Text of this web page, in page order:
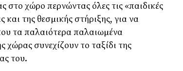
στο χώρο περνώντας όλες τις «παιδικές
και της θεσµικής στήριξης, για να
τα παλαιότερα παλαιωµένα
συνεχίζουν το ταξίδι της
του.